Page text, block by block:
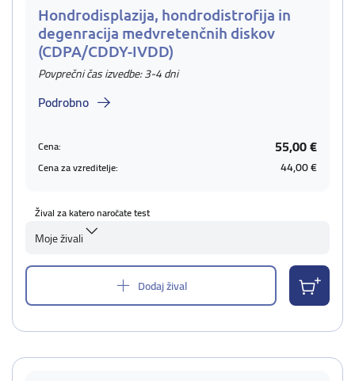
Hondrodisplazija, hondrodistrofija in
degenracija medvretenčnih diskov
(CDPA/CDDY-IVDD)
Povprečni čas izvedbe: 3-4 dni
Podrobno
Cena: 55,00 €
Cena za vzreditelje: 44,00 €
Žival za katero naročate test
Moje živali
Dodaj žival